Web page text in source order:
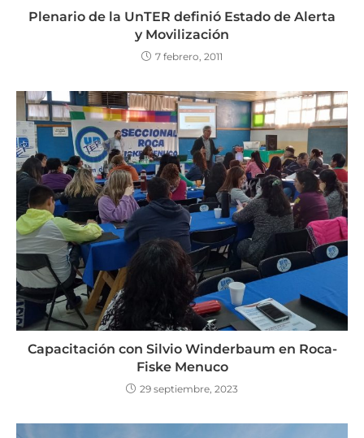
Plenario de la UnTER definió Estado de Alerta
y Movilización
7 febrero, 2011
Capacitación con Silvio Winderbaum en Roca-
Fiske Menuco
29 septiembre, 2023